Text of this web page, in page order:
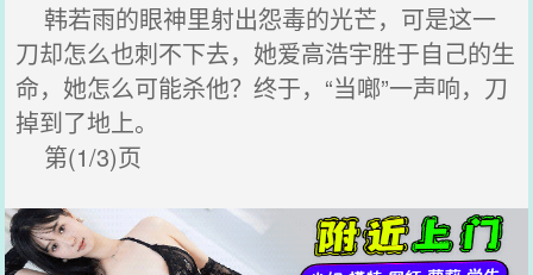
韩若雨的眼神里射出怨毒的光芒，可是这一
刀却怎么也刺不下去，她爱高浩宇胜于自己的生
命，她怎么可能杀他？终于，“当啷”一声响，刀
掉到了地上。
第(1/3)页